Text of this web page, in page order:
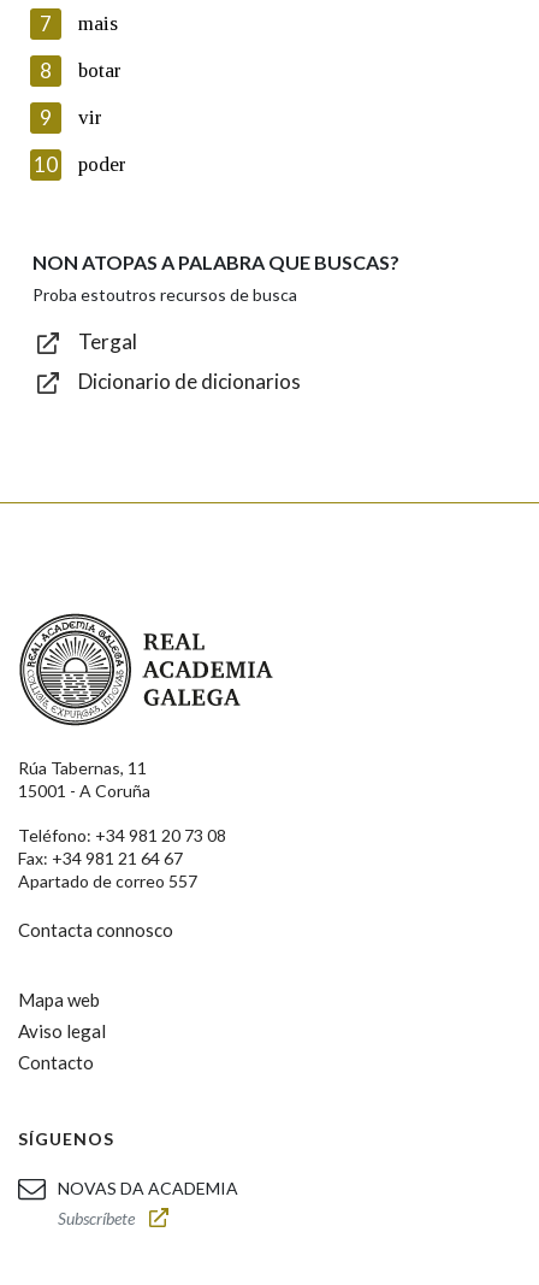
seu dereito de acceso, rectificación, oposición e cancelación dos
seus datos poñéndose en contacto connosco.
Lin e acepto as condicións da política de
Introduce o código que aparece na imaxe:
Texto de verificación
7 mais
8 botar
9 vir
10 poder
NON ATOPAS A PALABRA QUE BUSCAS?
Proba estoutros recursos de busca
Tergal
Dicionario de dicionarios
Real Academia Galega
Rúa Tabernas, 11
15001 - A Coruña
Teléfono: +34 981 20 73 08
Fax: +34 981 21 64 67
Apartado de correo 557
Contacta connosco
Mapa web
Aviso legal
Contacto
SÍGUENOS
NOVAS DA ACADEMIA
Subscríbete